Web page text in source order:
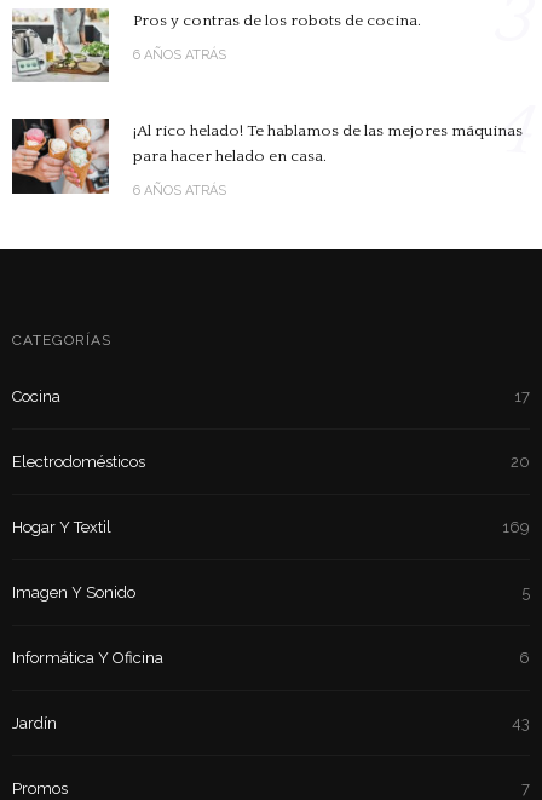
Pros y contras de los robots de cocina.
6 AÑOS ATRÁS
¡Al rico helado! Te hablamos de las mejores máquinas
para hacer helado en casa.
6 AÑOS ATRÁS
4
CATEGORÍAS
Cocina 17
Electrodomésticos 20
Hogar Y Textil 169
Imagen Y Sonido 5
Informática Y Oficina 6
Jardín 43
Promos 7